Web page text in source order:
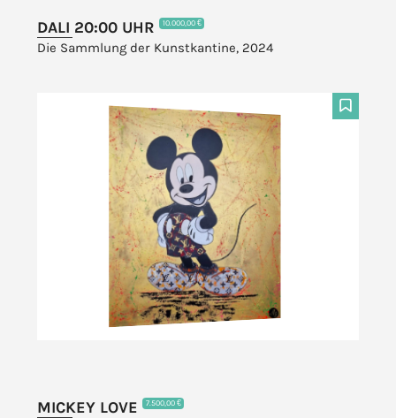
DALI 20:00 UHR 10.000,00 €
Die Sammlung der Kunstkantine, 2024
F
MICKEY LOVE 7.500,00 €